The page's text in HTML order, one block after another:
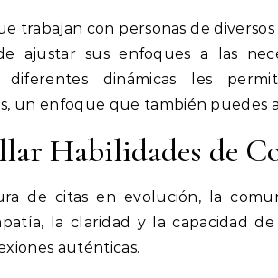
trabajan con personas de
ajustar sus enfoques a las
dinámicas les
un enfoque que también puedes
Habilidades de
de citas en evolución, la
la claridad y la capacidad
auténticas.